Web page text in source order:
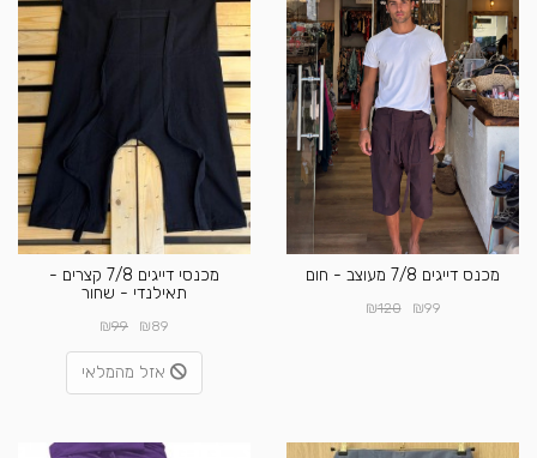
מכנס דייגים 7/8 מעוצב - חום
₪99
₪120
מכנסי דייגים 7/8 קצרים -
תאילנדי - שחור
₪89
₪99
אזל מהמלאי